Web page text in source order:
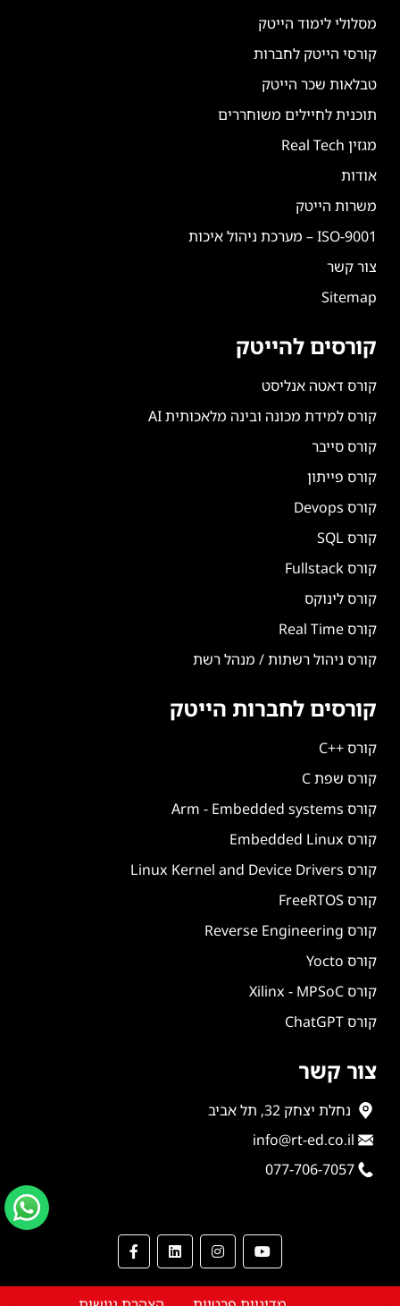
מסלולי לימוד הייטק
קורסי הייטק לחברות
טבלאות שכר הייטק
תוכנית לחיילים משוחררים
מגזין Real Tech
אודות
משרות הייטק
ISO-9001 – מערכת ניהול איכות
צור קשר
Sitemap
קורסים להייטק
קורס דאטה אנליסט
קורס למידת מכונה ובינה מלאכותית AI
קורס סייבר
קורס פייתון
קורס Devops
קורס SQL
קורס Fullstack
קורס לינוקס
קורס Real Time
קורס ניהול רשתות / מנהל רשת
קורסים לחברות הייטק
קורס ++C
קורס שפת C
קורס Arm - Embedded systems
קורס Embedded Linux
קורס Linux Kernel and Device Drivers
קורס FreeRTOS
קורס Reverse Engineering
קורס Yocto
קורס Xilinx - MPSoC
קורס ChatGPT
צור קשר
נחלת יצחק 32, תל אביב
info@rt-ed.co.il
077-706-7057